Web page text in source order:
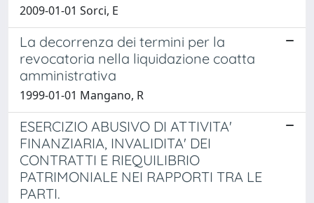
2009-01-01 Sorci, E
La decorrenza dei termini per la
revocatoria nella liquidazione coatta
amministrativa
1999-01-01 Mangano, R
ESERCIZIO ABUSIVO DI ATTIVITA'
FINANZIARIA, INVALIDITA' DEI
CONTRATTI E RIEQUILIBRIO
PATRIMONIALE NEI RAPPORTI TRA LE
PARTI.